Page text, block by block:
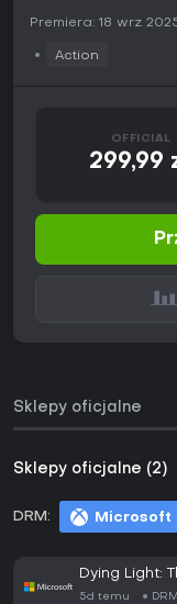
Premiera: 18 wrz
Action
OFFICIAL
299,99
Sklepy oficjalne
Sklepy oficjalne (2)
DRM: Microsoft
Dying Light:
5d temu